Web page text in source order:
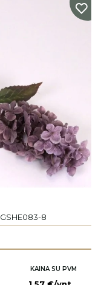
GSHE083-8
KAINA SU PVM